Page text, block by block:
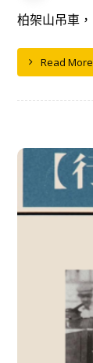
柏架山吊車
Read